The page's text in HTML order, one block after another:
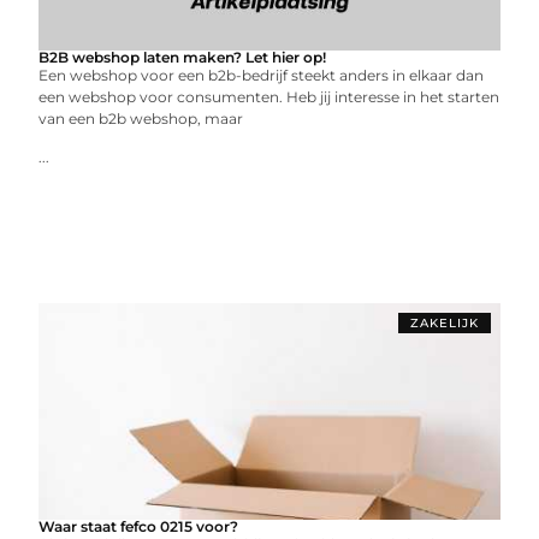
B2B webshop laten maken? Let hier op!
Een webshop voor een b2b-bedrijf steekt anders in elkaar dan
een webshop voor consumenten. Heb jij interesse in het starten
van een b2b webshop, maar
...
ZAKELIJK
Waar staat fefco 0215 voor?